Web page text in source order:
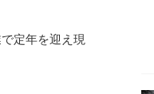
定年を迎え現